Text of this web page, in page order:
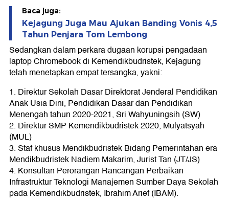
Baca juga:
Kejagung Juga Mau Ajukan Banding Vonis 4,5
Tahun Penjara Tom Lembong
Sedangkan dalam perkara dugaan korupsi pengadaan
laptop Chromebook di Kemendikbudristek, Kejagung
telah menetapkan empat tersangka, yakni:
1. Direktur Sekolah Dasar Direktorat Jenderal Pendidikan
Anak Usia Dini, Pendidikan Dasar dan Pendidikan
Menengah tahun 2020-2021, Sri Wahyuningsih (SW)
2. Direktur SMP Kemendikbudristek 2020, Mulyatsyah
(MUL)
3. Staf khusus Mendikbudristek Bidang Pemerintahan era
Mendikbudristek Nadiem Makarim, Jurist Tan (JT/JS)
4. Konsultan Perorangan Rancangan Perbaikan
Infrastruktur Teknologi Manajemen Sumber Daya Sekolah
pada Kemendikbudristek, Ibrahim Arief (IBAM).